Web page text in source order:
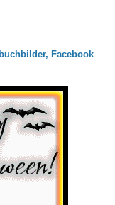
Facebook